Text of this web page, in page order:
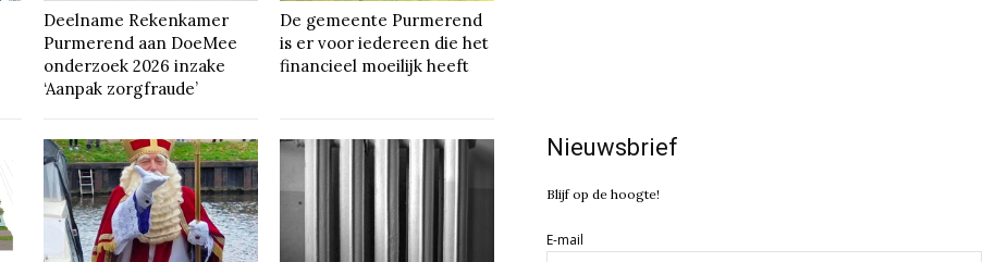
Deelname Rekenkamer
Purmerend aan DoeMee
onderzoek 2026 inzake
‘Aanpak zorgfraude’
De gemeente Purmerend
is er voor iedereen die het
financieel moeilijk heeft
Nieuwsbrief
Blijf op de hoogte!
E-mail